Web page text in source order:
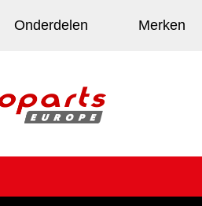
Onderdelen Merken